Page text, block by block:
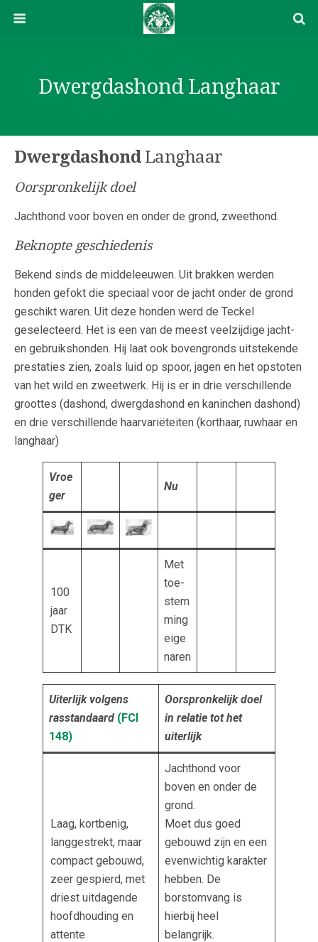
Dwergdashond Langhaar
DwergdashondLanghaar
Oorspronkelijk doel
Jachthond voor boven en onder de grond, zweethond.
Beknopte geschiedenis
Bekend sinds de middeleeuwen. Uit brakken werden
honden gefokt die speciaal voor de jacht onder de grond
geschikt waren. Uit deze honden werd de Teckel
geselecteerd. Het is een van de meest veelzijdige jacht-
en gebruikshonden. Hij laat ook bovengronds uitstekende
prestaties zien, zoals luid op spoor, jagen en het opstoten
van het wild en zweetwerk. Hij is er in drie verschillende
groottes (dashond, dwergdashond en kaninchen dashond)
en drie verschillende haarvariëteiten (korthaar, ruwhaar en
langhaar)
Vroe
ger
Nu
100
jaar
DTK
Met
toe-
stem
ming
eige
naren
Uiterlijk volgens
rasstandaard (FCI
148)
Oorspronkelijk doel
in relatie tot het
uiterlijk
Laag, kortbenig,
langgestrekt, maar
compact gebouwd,
zeer gespierd, met
driest uitdagende
hoofdhouding en
attente
Jachthond voor
boven en onder de
grond.
Moet dus goed
gebouwd zijn en een
evenwichtig karakter
hebben. De
borstomvang is
hierbij heel
belangrijk.